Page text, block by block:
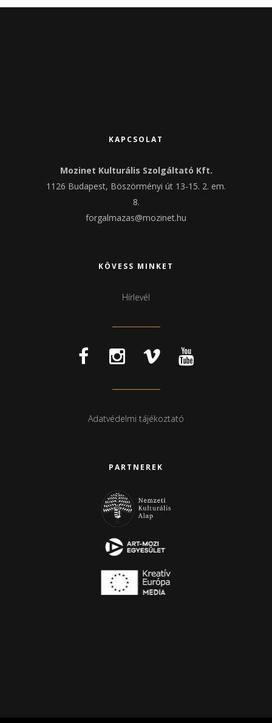
KAPCSOLAT
Mozinet Kulturális Szolgáltató Kft.
1126 Budapest, Böszörményi út 13-15. 2. em.
8.
forgalmazas@mozinet.hu
KÖVESS MINKET
Hírlevél
Adatvédelmi tájékoztató
PARTNEREK